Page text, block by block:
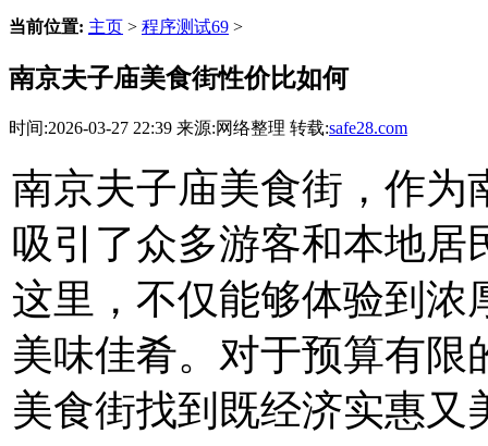
当前位置: 主页 > 程序测试69 >
南京夫子庙美食街性价比如何
时间:2026-03-27 22:39 来源:网络整理 转载:safe28.com
南京夫子庙美食街，作为
吸引了众多游客和本地居
这里，不仅能够体验到浓
美味佳肴。对于预算有限
美食街找到既经济实惠又